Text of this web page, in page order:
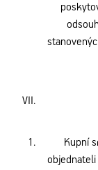
Kupní